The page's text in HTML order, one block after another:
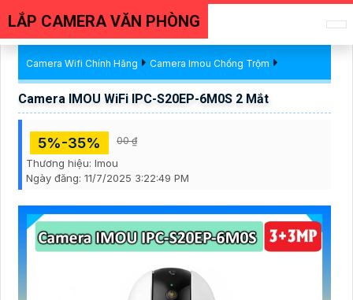
LẮP CAMERA VĂN PHÒNG
Camera Wifi Chính Hãng Camera Imou Chống Trộm
Camera IMOU WiFi IPC-S20EP-6M0S 2 Mắt
5%-35% 00 ₫
Thương hiệu: Imou
Ngày đăng: 11/7/2025 3:22:49 PM